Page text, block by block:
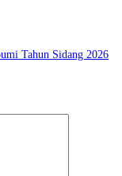
Tahun Sidang 2026